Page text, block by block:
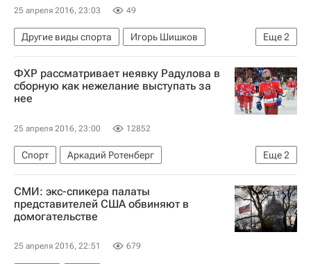
25 апреля 2016, 23:03 49
Еще2
Другие виды спорта
Игорь Шишков
Михаил Букатин
Мужская сборная России по хоккею на траве
ФХР рассматривает неявку Радулова в
сборную как нежелание выступать за
нее
25 апреля 2016, 23:00 12852
Еще2
Спорт
Аркадий Ротенберг
Федерация хоккея России (ФХР)
Россия
СМИ: экс-спикера палаты
представителей США обвиняют в
домогательстве
25 апреля 2016, 22:51 679